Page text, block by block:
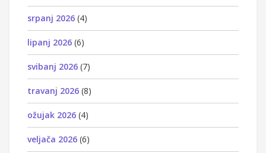
srpanj 2026 (4)
lipanj 2026 (6)
svibanj 2026 (7)
travanj 2026 (8)
ožujak 2026 (4)
veljača 2026 (6)